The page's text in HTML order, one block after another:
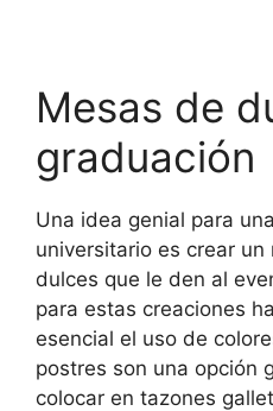
Mesas de
graduación
Una idea genial para una
universitario es crear
dulces que le den al
para estas creaciones
esencial el uso de
postres son una opción
colocar en tazones